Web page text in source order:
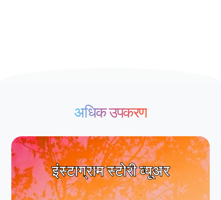
अधिक उपकरण
इंस्टाग्राम स्टोरी व्यूअर